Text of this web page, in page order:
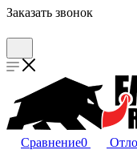
Заказать звонок
Сравнение0